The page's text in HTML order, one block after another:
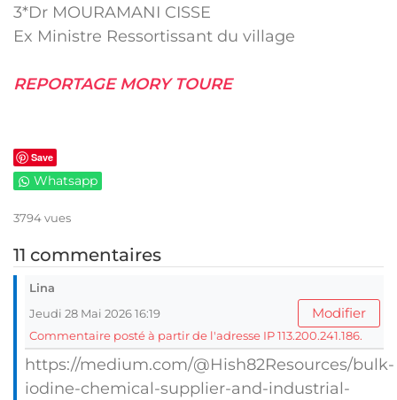
3*Dr MOURAMANI CISSE
Ex Ministre Ressortissant du village
REPORTAGE MORY TOURE
Save
Whatsapp
3794 vues
11 commentaires
Lina
Jeudi 28 Mai 2026 16:19
Modifier
Commentaire posté à partir de l'adresse IP 113.200.241.186.
https://medium.com/@Hish82Resources/bulk-
iodine-chemical-supplier-and-industrial-